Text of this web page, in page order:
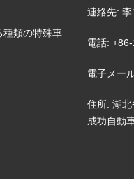
種類の特殊車
連絡先: 李
電話:
電子メー
住所: 湖北
成功自動